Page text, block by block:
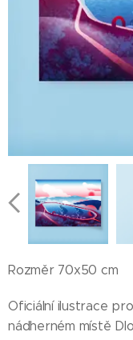
Rozměr 70x50 cm
Oficiální ilustrace
nádherném místě